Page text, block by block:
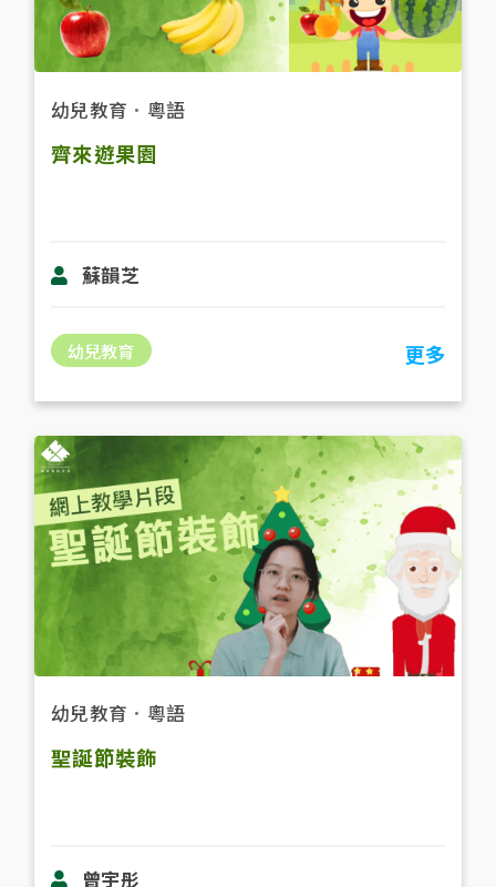
幼兒教育 ． 粵語
齊來遊果園
蘇韻芝
幼兒教育 更多
幼兒教育 ． 粵語
聖誕節裝飾
曾宇彤